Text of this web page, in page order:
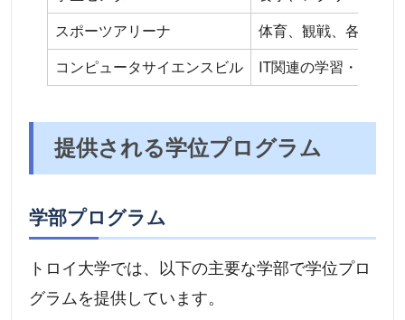
スポーツアリーナ 体育、観戦、各種ス
コンピュータサイエンスビル IT関連の学習・研究設
提供される学位プログラム
学部プログラム
トロイ大学では、以下の主要な学部で学位プロ
グラムを提供しています。